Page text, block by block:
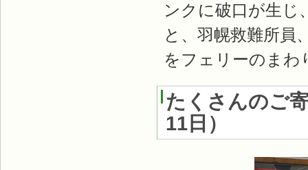
ンクに破口が生じ
と、羽幌救難所員
をフェリーのまわ
たくさんのご
11日 ）